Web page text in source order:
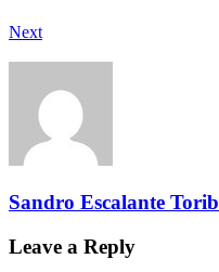
Next
Sandro Escalante
Leave a Reply